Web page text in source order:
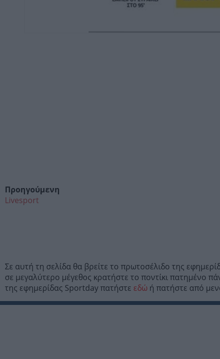
Προηγούμενη
Livesport
Σε αυτή τη σελίδα θα βρείτε το πρωτοσέλιδο της
σε μεγαλύτερο μέγεθος κρατήστε το ποντίκι πατημένο
της εφημερίδας Sportday πατήστε εδώ ή πατήστε από